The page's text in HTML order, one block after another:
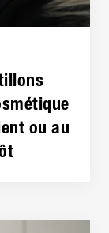
ou au